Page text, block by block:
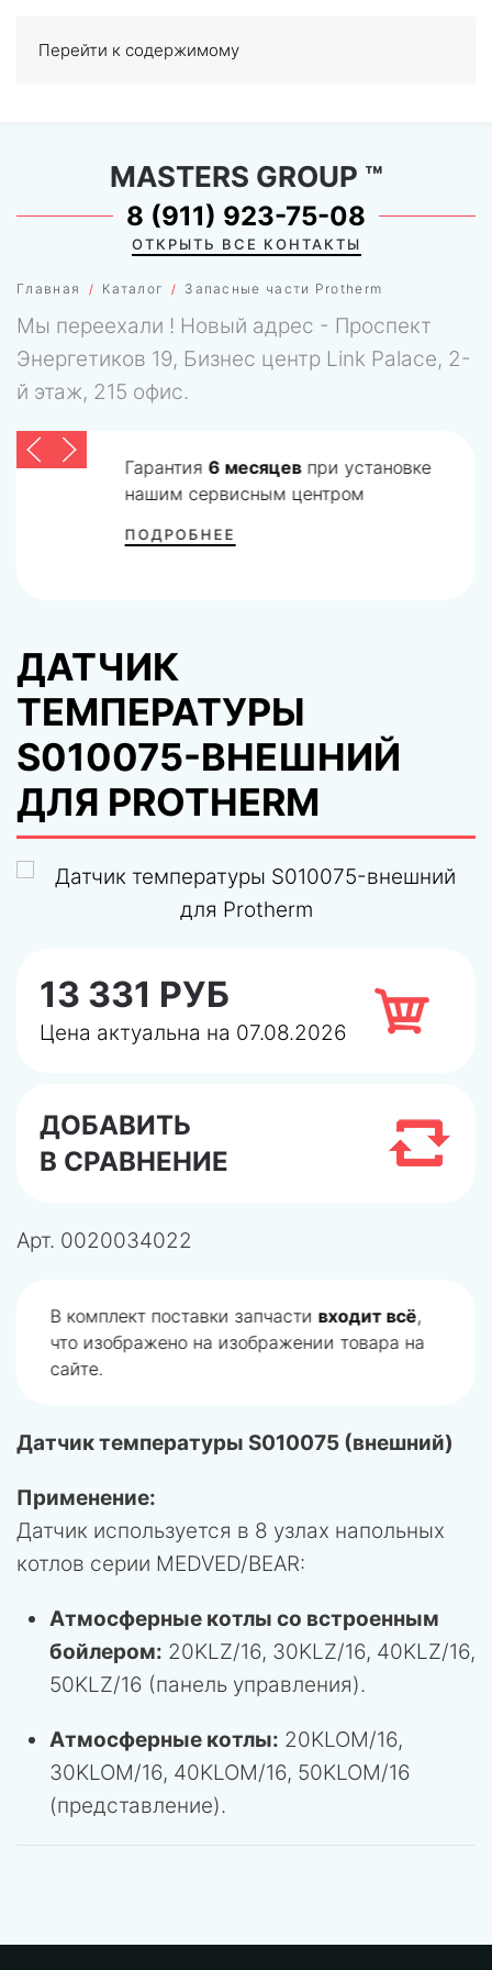
Перейти к содержимому
0
Главная Каталог Запасные части Protherm
MASTERS GROUP ™
8 (911) 923-75-08
ОТКРЫТЬ ВСЕ КОНТАКТЫ
Мы переехали ! Новый адрес - Проспект
Энергетиков 19, Бизнес центр Link Palace, 2-
й этаж, 215 офис.
Гарантия 6 месяцевпри установке
нашим сервисным центром
ПОДРОБНЕЕ
ДАТЧИК
ТЕМПЕРАТУРЫ
S010075-ВНЕШНИЙ
ДЛЯ PROTHERM
13 331 РУБ
Цена актуальна на 07.08.2026
ДОБАВИТЬ
В СРАВНЕНИЕ
Арт. 0020034022
В комплект поставки запчасти входит всё,
что изображено на изображении товара на
сайте.
Датчик температуры S010075 (внешний)
Применение:
Датчик используется в 8 узлах напольных
котлов серии MEDVED/BEAR:
Атмосферные котлы со встроенным
бойлером: 20KLZ/16, 30KLZ/16, 40KLZ/16,
50KLZ/16 (панель управления).
Атмосферные котлы: 20KLOM/16,
30KLOM/16, 40KLOM/16, 50KLOM/16
(представление).